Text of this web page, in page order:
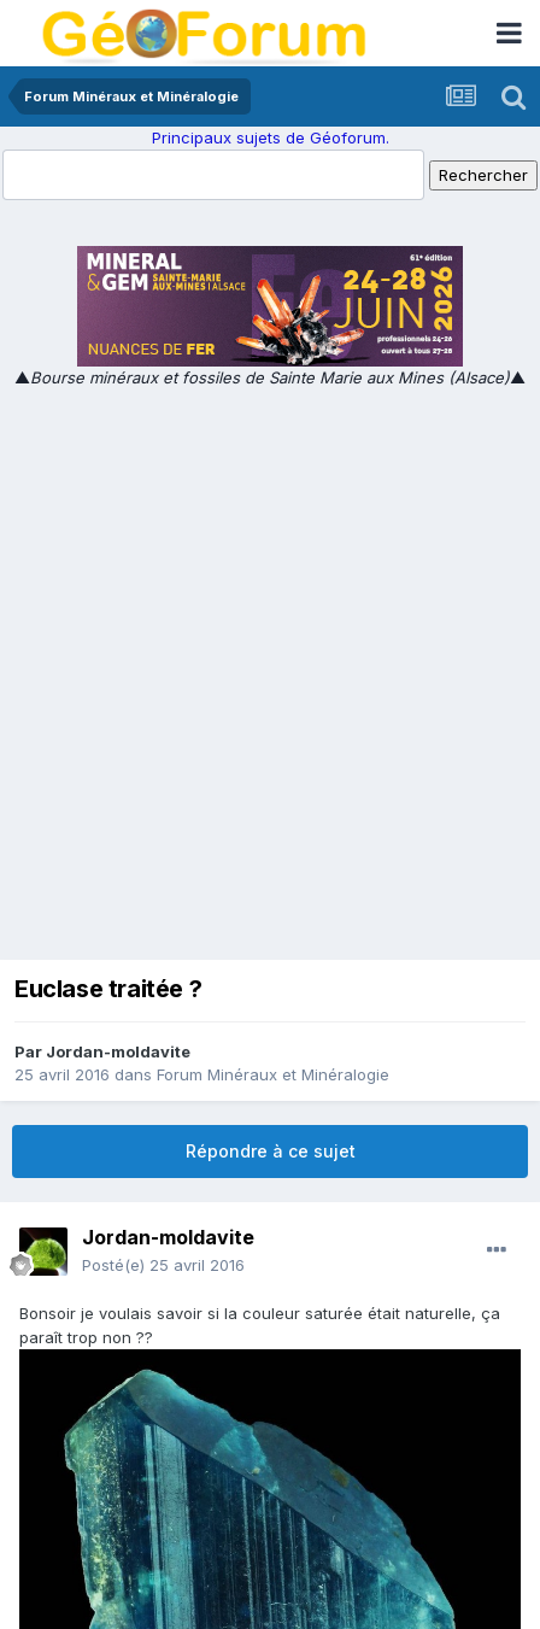
Forum Minéraux et Minéralogie
Principaux sujets de Géoforum.
▲Bourse minéraux et fossiles de Sainte Marie aux Mines (Alsace)▲
Euclase traitée ?
Par Jordan-moldavite
25 avril 2016 dans Forum Minéraux et Minéralogie
Répondre à ce sujet
Jordan-moldavite
Posté(e) 25 avril 2016
Bonsoir je voulais savoir si la couleur saturée était naturelle, ça
paraît trop non ??